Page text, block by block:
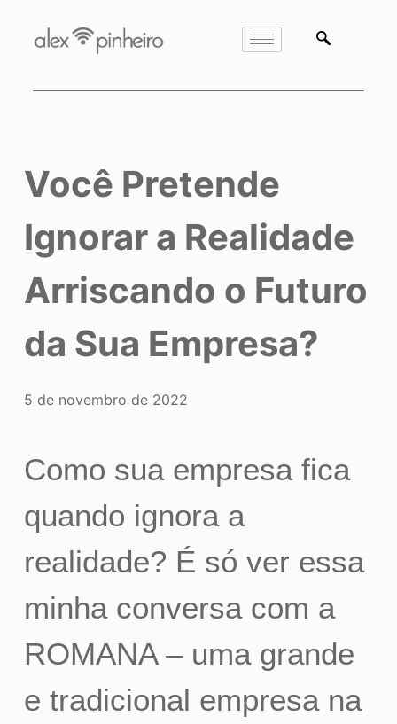
Você Pretende
Ignorar a Realidade
Arriscando o Futuro
da Sua Empresa?
5 de novembro de 2022
Como sua empresa fica
quando ignora a
realidade? É só ver essa
minha conversa com a
ROMANA – uma grande
e tradicional empresa na